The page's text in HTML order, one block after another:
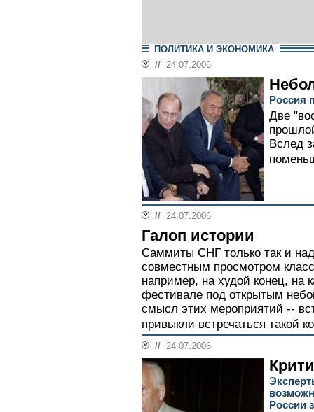
ПОЛИТИКА И ЭКОНОМИКА
// 24.07.2006
Россия
Две
Вслед
// 24.07.2006
Галоп истории
Саммиты СНГ только так и
совместным просмотром
например, на худой конец, на
фестивале под открытым
смысл этих мероприятий --
привыкли встречаться такой
// 24.07.2006
России